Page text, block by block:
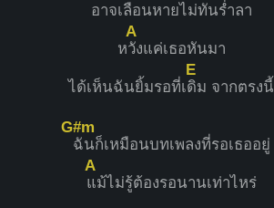
อาจเลือนหายไม่ทันรํ่าลา
ห
A
วังแค่เธอหันมา
ได้เห็นฉันยิ้มรอที่เ
E
ดิม จากตรงนี้
G#m
ฉันก็เหมือนบทเพลงที่รอเธออยู่
A
แม้ไม่รู้ต้องรอนานเท่าไหร่